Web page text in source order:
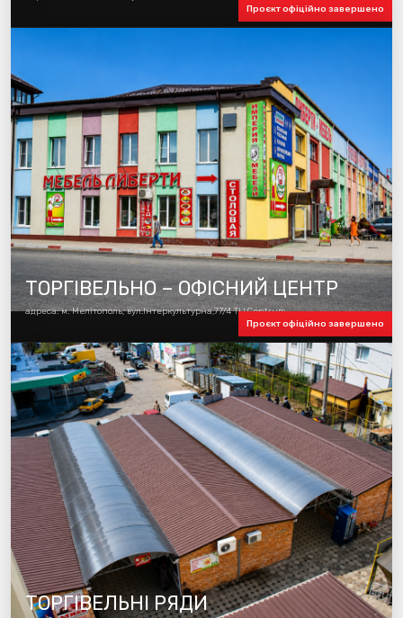
Проєкт офіційно завершено
Проєкт офіційно завершено
ТОРГІВЕЛЬНО – ОФІСНИЙ ЦЕНТР
адреса: м. Мелітополь, вул.Інтеркультурна,77/4 ТЦ Centrum
ТОРГІВЕЛЬНІ РЯДИ